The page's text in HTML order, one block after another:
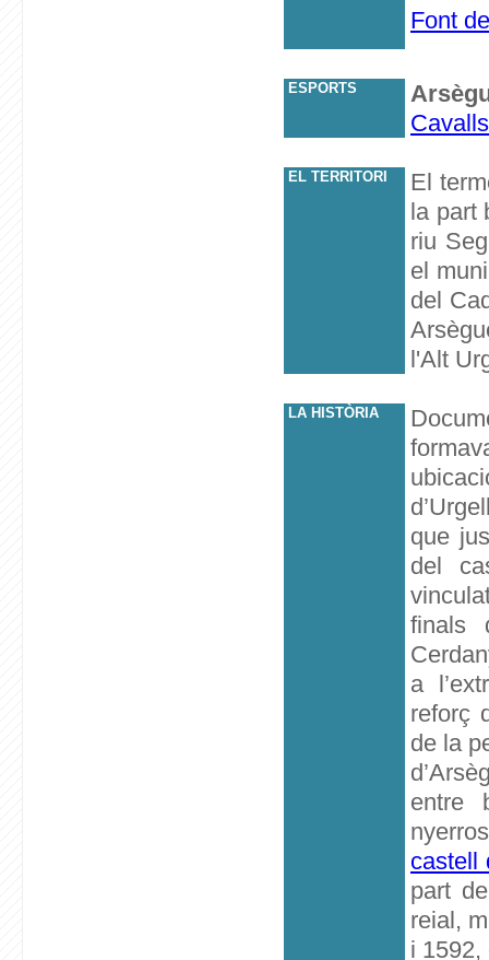
Font
ESPORTS
EL TERRITORI
El
la part
riu
el
del
l'Alt
LA HISTÒRIA
que
del
finals
a
reforç
de la
entre
castell
part
reial,
i 1592,